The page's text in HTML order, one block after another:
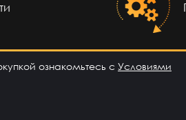
ознакомьтесь с Условиями